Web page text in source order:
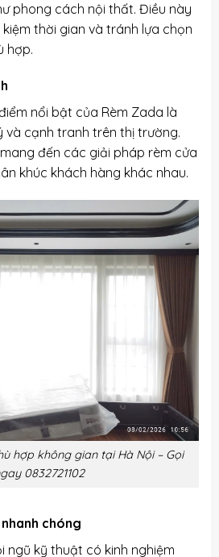
phong cách nội thất. Điều này
thời gian và tránh lựa chọn
hợp.
nổi bật của Rèm Zada là
và cạnh tranh trên thị trường.
đến các giải pháp rèm cửa
khúc khách hàng khác nhau.
hợp không gian tại Hà Nội – Gọi
0832721102
chóng
ngũ kỹ thuật có kinh nghiệm